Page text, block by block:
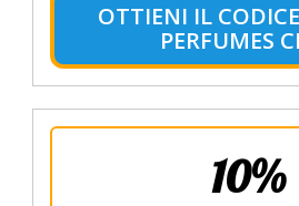
OTTIENI IL
PERFUMES
10%